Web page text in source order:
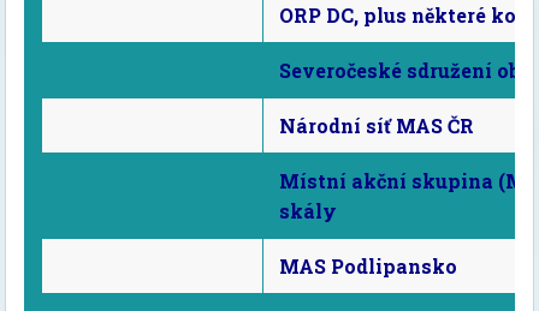
ORP DC, plus některé
Severočeské sdružení obcí
Národní síť MAS ČR
Místní akční skupina
skály
MAS Podlipansko